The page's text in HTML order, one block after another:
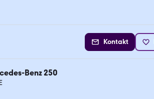
Kontakt
Benz 250